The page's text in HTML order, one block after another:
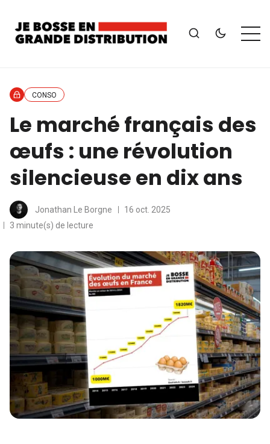
CONSO
Le marché français des
œufs : une révolution
silencieuse en dix ans
Jonathan Le Borgne
16 oct. 2025
3 minute(s) de lecture